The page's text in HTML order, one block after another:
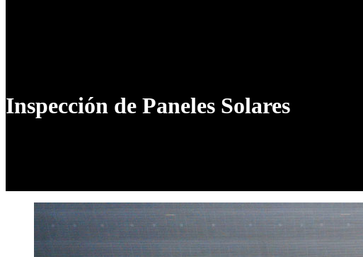
Inspección de Paneles Solares